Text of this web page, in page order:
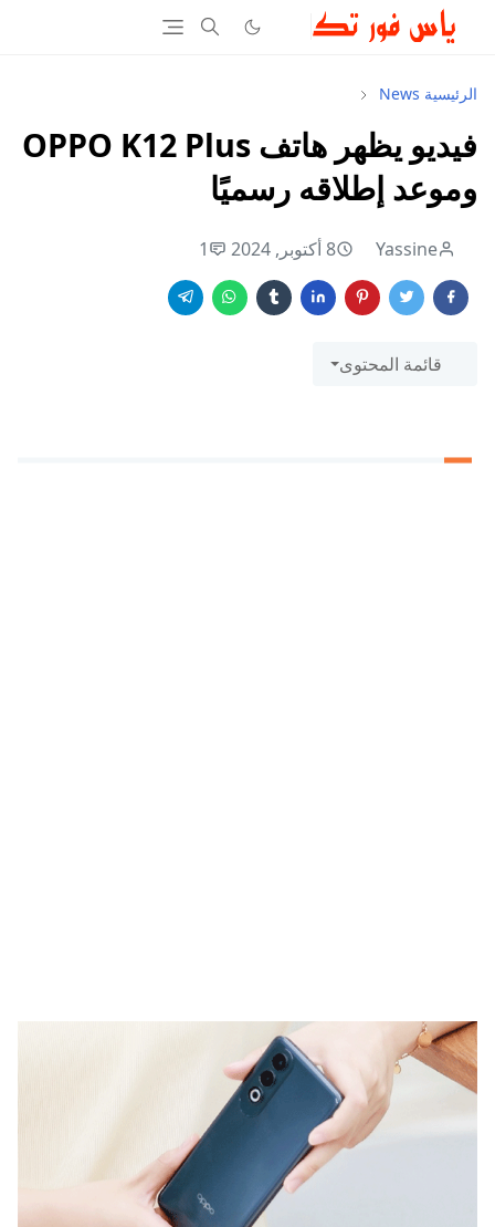
الرئيسية News
فيديو يظهر هاتف OPPO K12 Plus
وموعد إطلاقه رسميًا
Yassine 8 أكتوبر, 2024 1
قائمة المحتوى